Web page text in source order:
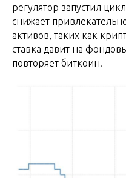
регулятор запустил
снижает
активов, таких как
ставка давит на
повторяет биткоин.